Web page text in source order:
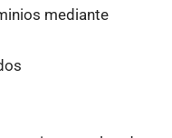
mediante